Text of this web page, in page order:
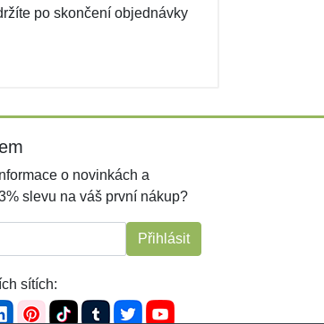
po skončení objednávky
o novinkách a
slevu na váš první nákup?
Přihlásit
sítích: